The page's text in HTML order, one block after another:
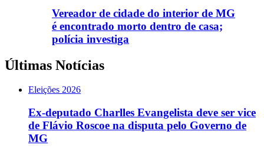
Vereador de cidade do interior de MG
é encontrado morto dentro de casa;
polícia investiga
Últimas Notícias
Eleições 2026
Ex-deputado Charlles Evangelista deve ser vice
de Flávio Roscoe na disputa pelo Governo de
MG